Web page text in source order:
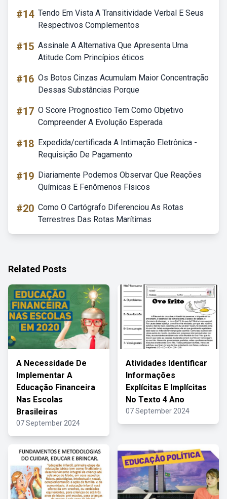
#14 Tendo Em Vista A Transitividade Verbal E Seus
Respectivos Complementos
#15 Assinale A Alternativa Que Apresenta Uma
Atitude Com Princípios éticos
#16 Os Botos Cinzas Acumulam Maior Concentração
Dessas Substâncias Porque
#17 O Score Prognostico Tem Como Objetivo
Compreender A Evolução Esperada
#18 Expedida/certificada A Intimação Eletrônica -
Requisição De Pagamento
#19 Diariamente Podemos Observar Que Reações
Químicas E Fenômenos Físicos
#20 Como O Cartógrafo Diferenciou As Rotas
Terrestres Das Rotas Marítimas
Related Posts
A Necessidade De
Implementar A
Educação Financeira
Nas Escolas
Brasileiras
07 September 2024
Atividades Identificar
Informações
Explícitas E Implícitas
No Texto 4 Ano
07 September 2024